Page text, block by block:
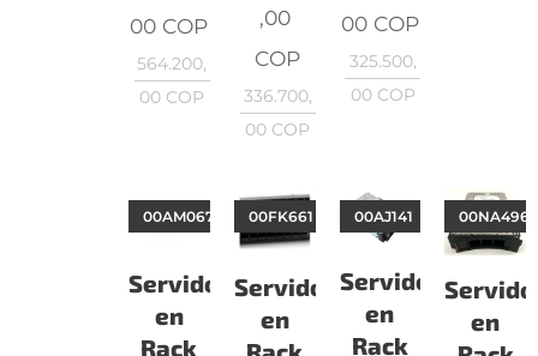
00 COP
564.200,
00 COP
,00
COP
336.700,
00 COP
00COP
325.500,
00COP
Servidor
en
Rack
00AM067
Servidor
en
00FK661
Servidor
en
Rack
00AJ141
en
00NA496